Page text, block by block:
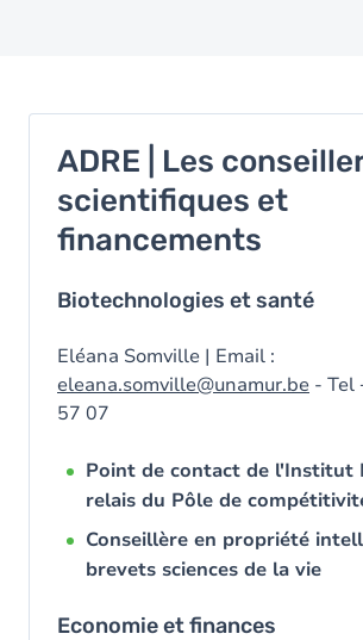
ADRE | Les
scientifiques et
financements
Biotechnologies et santé
Eléana Somville | Email :
eleana.somville@unamur.be - Tel
57 07
Point de contact de l'Institut
relais du Pôle de
Conseillère en propriété
brevets sciences de la vie
Economie et finances